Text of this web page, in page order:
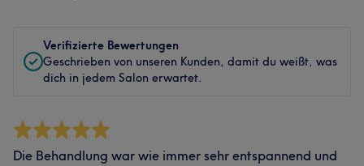
Verifizierte Bewertungen
Geschrieben von unseren Kunden, damit du weißt, was
dich in jedem Salon erwartet.
Die Behandlung war wie immer sehr entspannend und